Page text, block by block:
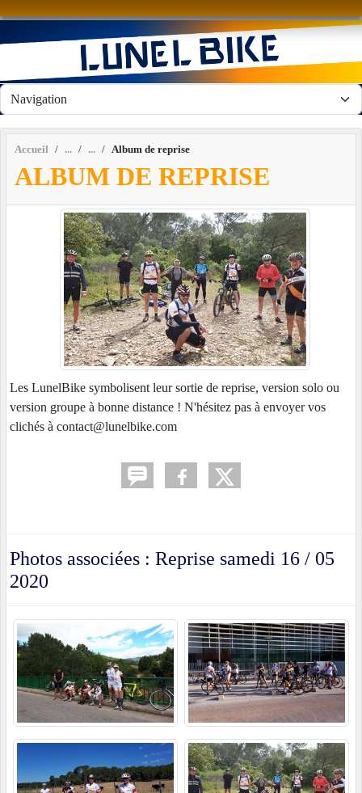
Accueil Album de reprise
ALBUM DE REPRISE
Les LunelBike symbolisent leur sortie de reprise, version solo ou
version groupe à bonne distance ! N'hésitez pas à envoyer vos
clichés à contact@lunelbike.com
Photos associées : Reprise samedi 16 / 05
2020